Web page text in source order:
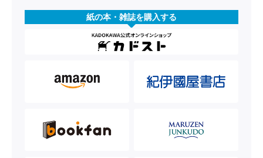
紙の本・雑誌を購入する